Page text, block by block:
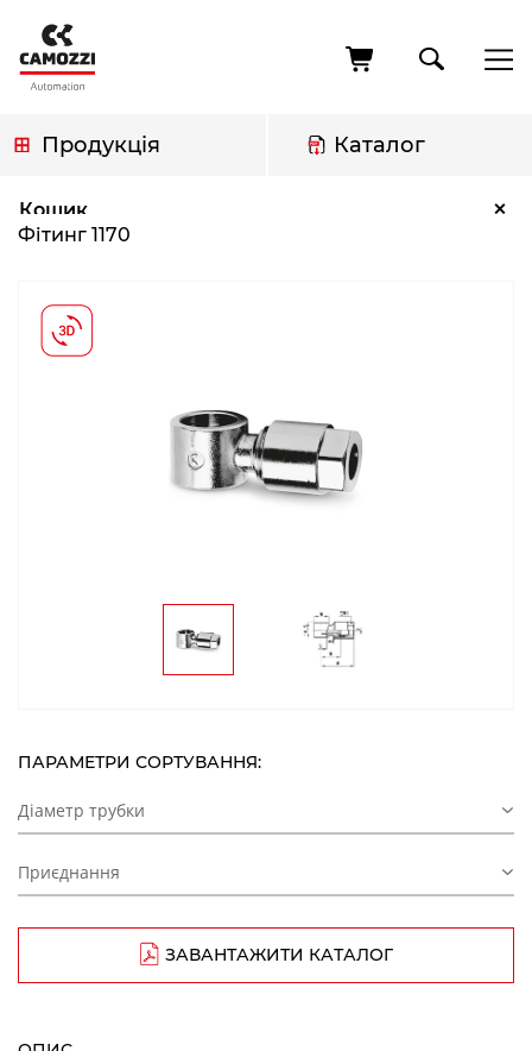
основного
вмісту
Продукція Каталог
Кошик ×
навіґації
Фітинг 1170
ПАРАМЕТРИ СОРТУВАННЯ:
Діаметр трубки
Приєднання
ЗАВАНТАЖИТИ КАТАЛОГ